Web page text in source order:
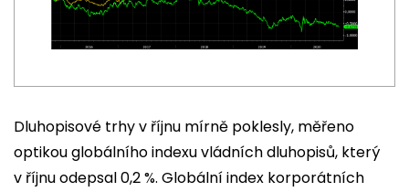
Dluhopisové trhy v říjnu mírně poklesly, měřeno
optikou globálního indexu vládních dluhopisů, který
v říjnu odepsal 0,2 %. Globální index korporátních